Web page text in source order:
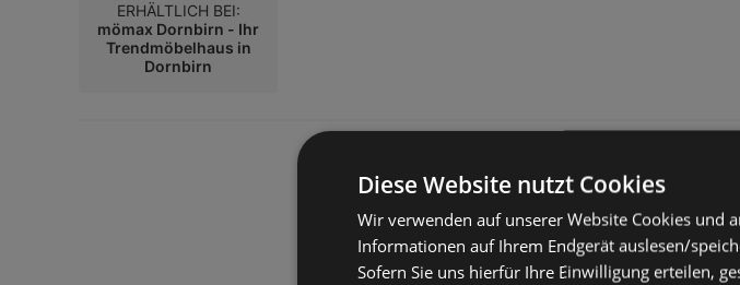
ERHÄLTLICH BEI:
mömax Dornbirn - Ihr
Trendmöbelhaus in
Dornbirn
Diese Website nutzt Cookies
Wir verwenden auf unserer Website Cookies und
Informationen auf Ihrem Endgerät auslesen/
Sofern Sie uns hierfür Ihre Einwilligung erteilen,